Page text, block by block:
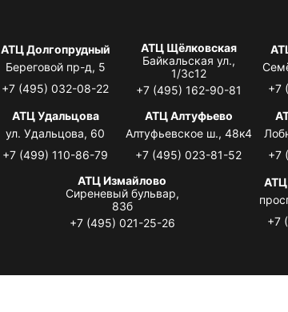
АТЦ Долгопрудный
Береговой пр-д, 5
+7 (495) 032-08-22
АТЦ Щёлковская
Байкальская ул.,
1/3с12
+7 (495) 162-90-81
+7
АТЦ Удальцова
ул. Удальцова, 60
+7 (499) 110-86-79
АТЦ Алтуфьево
Алтуфьевское ш., 48к4
+7 (495) 023-81-52
+7
АТЦ Измайлово
Сиреневый бульвар,
83б
+7 (495) 021-25-26
+7